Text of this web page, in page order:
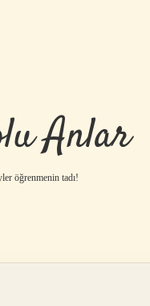
Anlar
öğrenmenin tadı!